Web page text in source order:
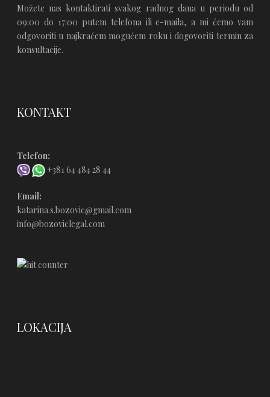
Možete nas kontaktirati svakog radnog dana u periodu od
09:00 do 17:00 putem telefona ili e-maila, a mi ćemo vam
odgovoriti u najkraćem mogućem roku i dogovoriti termin za
konsultacije.
KONTAKT
Telefon:
+381 64 484 28 44
Email:
katarina.s.bozovic@gmail.com
info@bozoviclegal.com
LOKACIJA